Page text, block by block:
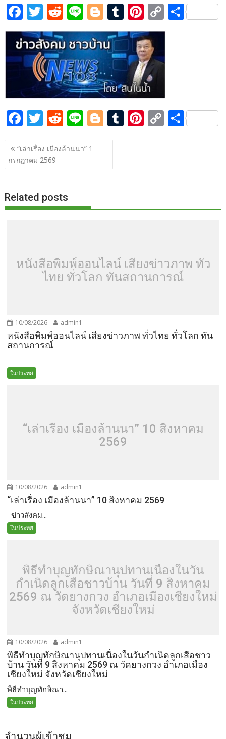
F
ac
e
b
o
o
k
T
w
itt
er
R
e
d
di
t
Li
n
e
Bl
o
g
g
er
T
u
m
bl
r
Pi
nt
er
e
st
C
o
y
n
k
S
F
ac
e
b
o
k
T
w
itt
er
R
e
d
di
Li
n
e
Bl
o
g
T Pi C
k
S
แนะแนว
เรื่อง
“เล่าเรื่อง เมืองล้านนา” 1
กรกฎาคม 2569
Related posts
หนังสือพิมพ์ออนไลน์ เสียงข่าวภาพ ทั่ว
ไทย ทั่วโลก ทันสถานการณ์
10/08/2026 admin1
หนังสือพิมพ์ออนไลน์ เสียงข่าวภาพ ทั่วไทย ทั่วโลก ทัน
สถานการณ์
ในประทศ
“เล่าเรื่อง เมืองล้านนา” 10 สิงหาคม
2569
10/08/2026 admin1
“เล่าเรื่อง เมืองล้านนา” 10 สิงหาคม 2569
ข่าวสังคม...
ในประทศ
พิธีทำบุญทักษิณานุปทานเนื่องในวัน
กำเนิดลูกเสือชาวบ้าน วันที่ 9 สิงหาคม
2569 ณ วัดยางกวง อำเภอเมืองเชียงใหม่
จังหวัดเชียงใหม่
10/08/2026 admin1
พิธีทำบุญทักษิณานุปทานเนื่องในวันกำเนิดลูกเสือชาว
บ้าน วันที่ 9 สิงหาคม 2569 ณ วัดยางกวง อำเภอเมือง
เชียงใหม่ จังหวัดเชียงใหม่
พิธีทำบุญทักษิณา...
ในประทศ
จำนวนผู้เข้าชม